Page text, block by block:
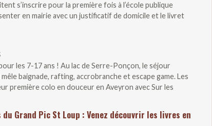
s’inscrire pour la première fois à l’école publique
en mairie avec un justificatif de domicile et le livret
les 7-17 ans ! Au lac de Serre-Ponçon, le séjour
baignade, rafting, accrobranche et escape game. Les
première colo en douceur en Aveyron avec Sur les
Grand Pic St Loup : Venez découvrir les livres en